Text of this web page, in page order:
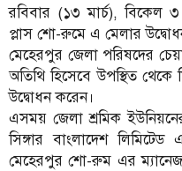
রবিবার (১৩ মার্চ), বিকেল
প্লাস শো-রুমে এ মেলার
মেহেরপুর জেলা পরিষদের
অতিথি হিসেবে উপস্থিত
উদ্বোধন করেন।
এসময় জেলা শ্রমিক
সিঙ্গার বাংলাদেশ
মেহেরপুর শো-রুম এর